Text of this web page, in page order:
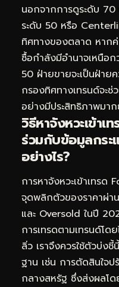
นอกจากการดูระดับ
ระดับ 50 หรือ
ทิศทางของตลาด หาก
ซื้อกำลังมีอำนาจเหนือ
50 ฝ่ายขายจะเป็นฝ่าย
กรองทิศทางเทรนด์จะ
อย่างมีประสิทธิภาพมา
วิธีหาจังหวะเข้า
ร่วมกับข้อมูลกระ
อย่างไร?
การหาจังหวะเข้าเทรด
จุดพลิกตัวของราคาผ่า
และ Oversold ในปี
การเทรดตามเทรนด์โ
ลิ่ว เราจึงควรใช้ตัวบ่ง
ฐาน เช่น การตัดสินใจ
กลางสหรัฐ ซึ่งส่งผลโ